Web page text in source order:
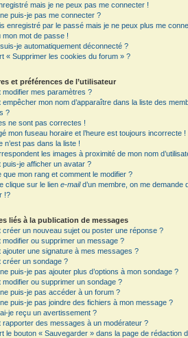
mais je ne peux pas me connecter !
puis-je pas me connecter ?
enregistré par le passé mais je ne peux plus me
mon mot de passe !
je automatiquement déconnecté ?
« Supprimer les cookies du forum » ?
et préférences de l’utilisateur
modifier mes paramètres ?
empêcher mon nom d’apparaître dans la liste des
?
ne sont pas correctes !
mon fuseau horaire et l’heure est toujours incorrecte !
n’est pas dans la liste !
les images à proximité de mon nom
puis-je afficher un avatar ?
que mon rang et comment le modifier ?
clique sur le lien e-maild’un membre, on me demande
!?
liés à la publication de messages
créer un nouveau sujet ou poster une réponse ?
modifier ou supprimer un message ?
ajouter une signature à mes messages ?
créer un sondage ?
puis-je pas ajouter plus d’options à mon sondage ?
modifier ou supprimer un sondage ?
puis-je pas accéder à un forum ?
puis-je pas joindre des fichiers à mon message ?
je reçu un avertissement ?
rapporter des messages à un modérateur ?
le bouton « Sauvegarder » dans la page de rédaction